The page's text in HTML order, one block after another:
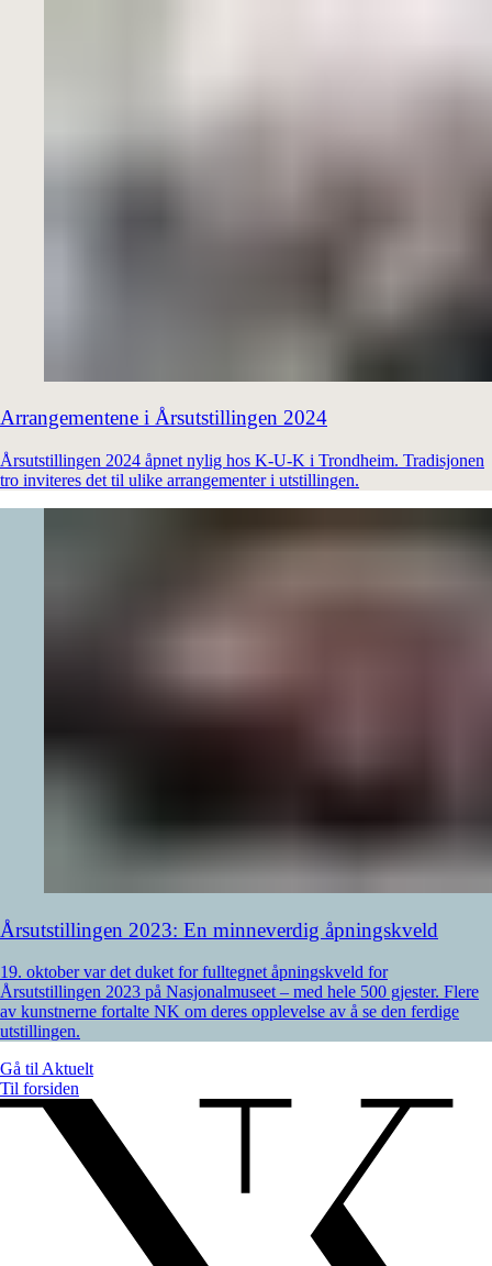
Arrangementene i Årsutstillingen 2024
Årsutstillingen 2024 åpnet nylig hos K-U-K i Trondheim. Tradisjonen
tro inviteres det til ulike arrangementer i utstillingen.
Årsutstillingen 2023: En minneverdig åpningskveld
19. oktober var det duket for fulltegnet åpningskveld for
Årsutstillingen 2023 på Nasjonalmuseet – med hele 500 gjester. Flere
av kunstnerne fortalte NK om deres opplevelse av å se den ferdige
utstillingen.
Gå tilAktuelt
Til forsiden